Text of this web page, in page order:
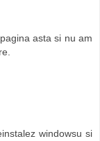
asta si nu am
windowsu si